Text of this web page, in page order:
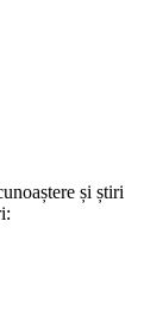
și știri